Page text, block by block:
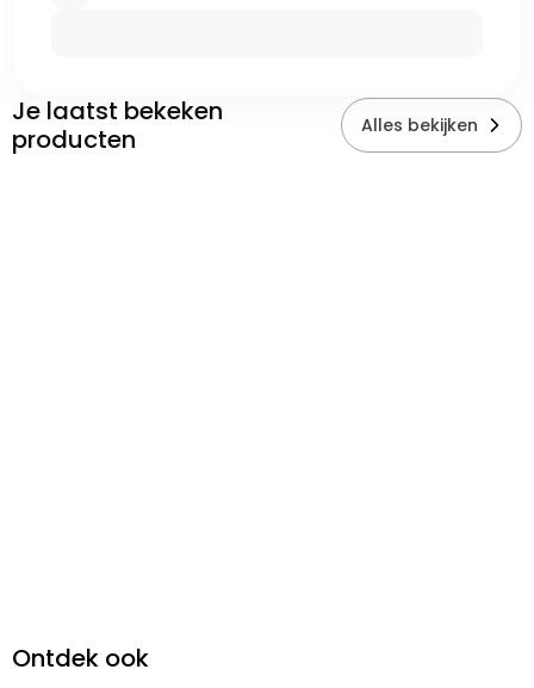
Je laatst bekeken
producten
Alles bekijken
Ontdek ook